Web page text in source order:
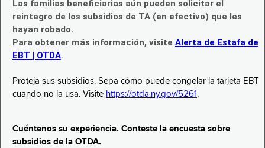
Las familias beneficiarias aún pueden solicitar el
reintegro de los subsidios de TA (en efectivo) que les
hayan robado.
Para obtener más información, visite Alerta de Estafa de
EBT | OTDA.
Proteja sus subsidios. Sepa cómo puede congelar la tarjeta EBT
cuando no la usa. Visite https://otda.ny.gov/5261 .
Cuéntenos su experiencia. Conteste la encuesta sobre
subsidios de la OTDA.